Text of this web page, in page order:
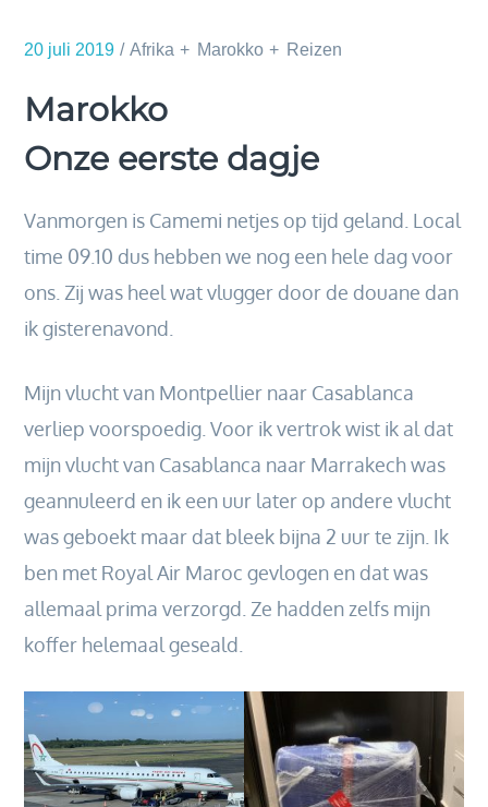
20 juli 2019 Afrika Marokko Reizen
Marokko
Onze eerste dagje
Vanmorgen is Camemi netjes op tijd geland. Local
time 09.10 dus hebben we nog een hele dag voor
ons. Zij was heel wat vlugger door de douane dan
ik gisterenavond.
Mijn vlucht van Montpellier naar Casablanca
verliep voorspoedig. Voor ik vertrok wist ik al dat
mijn vlucht van Casablanca naar Marrakech was
geannuleerd en ik een uur later op andere vlucht
was geboekt maar dat bleek bijna 2 uur te zijn. Ik
ben met Royal Air Maroc gevlogen en dat was
allemaal prima verzorgd. Ze hadden zelfs mijn
koffer helemaal geseald.